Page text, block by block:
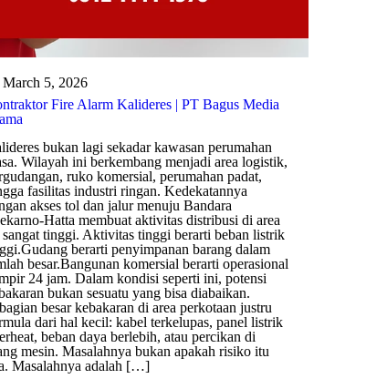
March 5, 2026
Fire Alarm Kalideres | PT Bagus Media
bukan lagi sekadar kawasan perumahan
Wilayah ini berkembang menjadi area logistik,
ruko komersial, perumahan padat,
fasilitas industri ringan. Kedekatannya
akses tol dan jalur menuju Bandara
Hatta membuat aktivitas distribusi di area
tinggi. Aktivitas tinggi berarti beban listrik
berarti penyimpanan barang dalam
besar.Bangunan komersial berarti operasional
24 jam. Dalam kondisi seperti ini, potensi
bukan sesuatu yang bisa diabaikan.
besar kebakaran di area perkotaan justru
dari hal kecil: kabel terkelupas, panel listrik
beban daya berlebih, atau percikan di
mesin. Masalahnya bukan apakah risiko itu
Masalahnya adalah […]